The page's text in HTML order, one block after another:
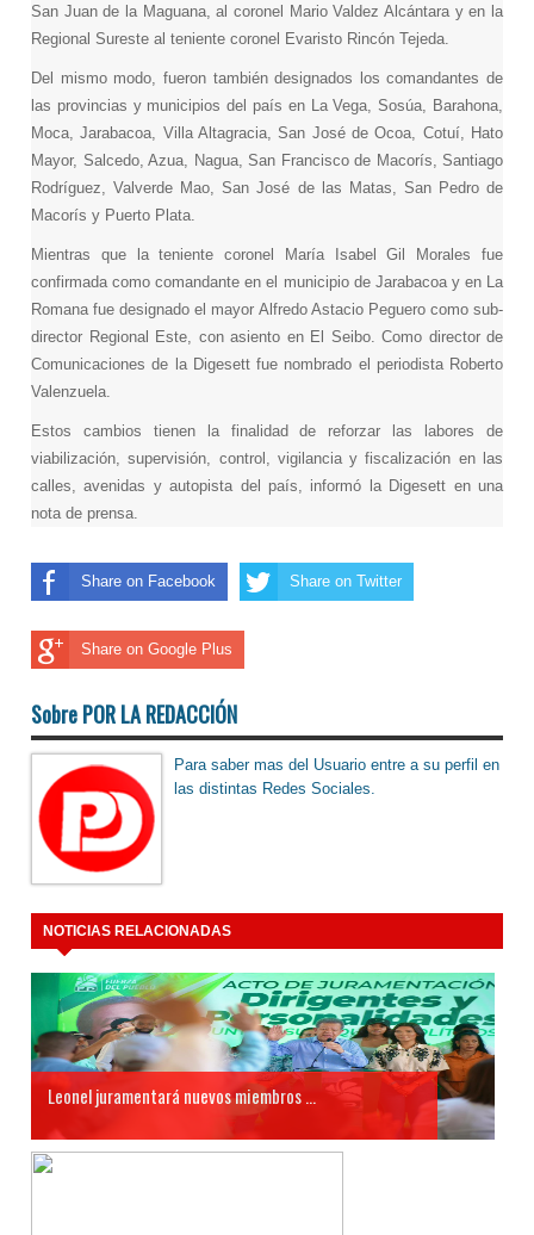
San Juan de la Maguana, al coronel Mario Valdez Alcántara y en la
Regional Sureste al teniente coronel Evaristo Rincón Tejeda.
Del mismo modo, fueron también designados los comandantes de
las provincias y municipios del país en La Vega, Sosúa, Barahona,
Moca, Jarabacoa, Villa Altagracia, San José de Ocoa, Cotuí, Hato
Mayor, Salcedo, Azua, Nagua, San Francisco de Macorís, Santiago
Rodríguez, Valverde Mao, San José de las Matas, San Pedro de
Macorís y Puerto Plata.
Mientras que la teniente coronel María Isabel Gil Morales fue
confirmada como comandante en el municipio de Jarabacoa y en La
Romana fue designado el mayor Alfredo Astacio Peguero como sub-
director Regional Este, con asiento en El Seibo. Como director de
Comunicaciones de la Digesett fue nombrado el periodista Roberto
Valenzuela.
Estos cambios tienen la finalidad de reforzar las labores de
viabilización, supervisión, control, vigilancia y fiscalización en las
calles, avenidas y autopista del país, informó la Digesett en una
nota de prensa.
Share on Facebook Share on Twitter
Share on Google Plus
Sobre POR LA REDACCIÓN
Para saber mas del Usuario entre a su perfil en
las distintas Redes Sociales.
NOTICIAS RELACIONADAS
Leonel juramentará nuevos miembros ...